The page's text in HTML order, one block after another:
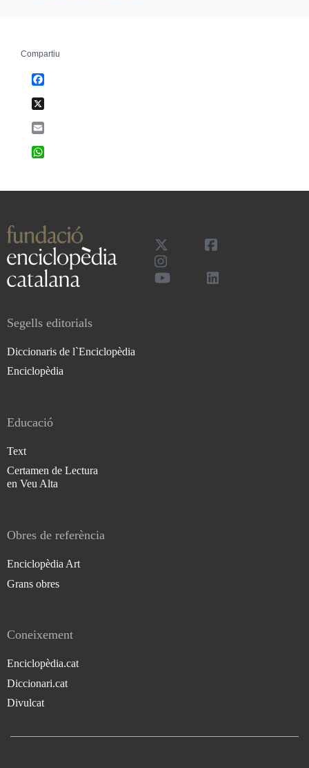
Compartiu
Segells editorials
Diccionaris de l`Enciclopèdia
Enciclopèdia
Educació
Text
Certamen de Lectura
en Veu Alta
Obres de referència
Enciclopèdia Art
Grans obres
Coneixement
Enciclopèdia.cat
Diccionari.cat
Divulcat